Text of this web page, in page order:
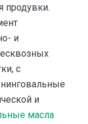
продувки.
и
с
и
масла